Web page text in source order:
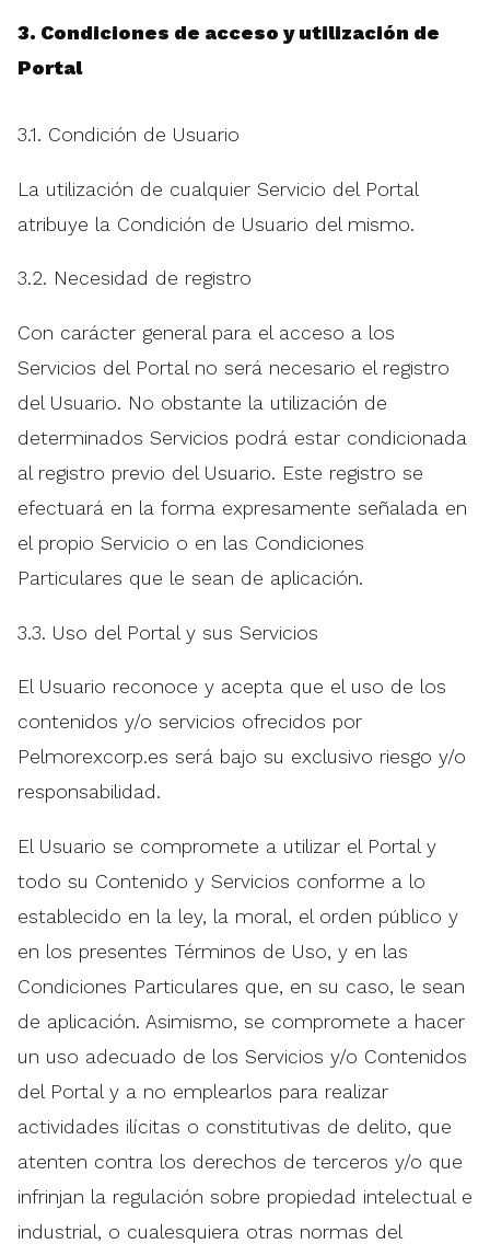
3. Condiciones de acceso y utilización de
Portal
3.1. Condición de Usuario
La utilización de cualquier Servicio del Portal
atribuye la Condición de Usuario del mismo.
3.2. Necesidad de registro
Con carácter general para el acceso a los
Servicios del Portal no será necesario el registro
del Usuario. No obstante la utilización de
determinados Servicios podrá estar condicionada
al registro previo del Usuario. Este registro se
efectuará en la forma expresamente señalada en
el propio Servicio o en las Condiciones
Particulares que le sean de aplicación.
3.3. Uso del Portal y sus Servicios
El Usuario reconoce y acepta que el uso de los
contenidos y/o servicios ofrecidos por
Pelmorexcorp.es será bajo su exclusivo riesgo y/o
responsabilidad.
El Usuario se compromete a utilizar el Portal y
todo su Contenido y Servicios conforme a lo
establecido en la ley, la moral, el orden público y
en los presentes Términos de Uso, y en las
Condiciones Particulares que, en su caso, le sean
de aplicación. Asimismo, se compromete a hacer
un uso adecuado de los Servicios y/o Contenidos
del Portal y a no emplearlos para realizar
actividades ilícitas o constitutivas de delito, que
atenten contra los derechos de terceros y/o que
infrinjan la regulación sobre propiedad intelectual e
industrial, o cualesquiera otras normas del